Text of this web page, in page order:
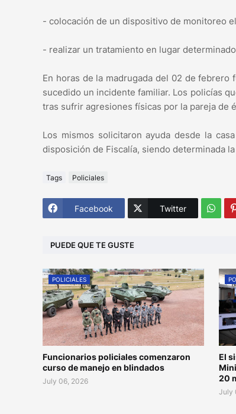
- colocación de un dispositivo de monitoreo
- realizar un tratamiento en lugar
En horas de la madrugada del 02 de
sucedido un incidente familiar. Los policías
tras sufrir agresiones físicas por la pareja de
Los mismos solicitaron ayuda desde la
disposición de Fiscalía, siendo determinada
Tags Policiales
Facebook Twitter
PUEDE QUE TE GUSTE
POLICIALES
Funcionarios policiales comenzaron
curso de manejo en blindados
July 06, 2026
El
20
July